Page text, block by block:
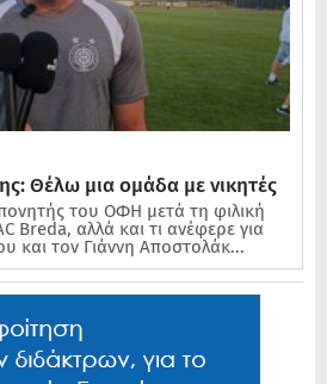
Θέλω μια ομάδα με νικητές
του ΟΦΗ μετά τη φιλική
Breda, αλλά και τι ανέφερε για
και τον Γιάννη Αποστολάκ...